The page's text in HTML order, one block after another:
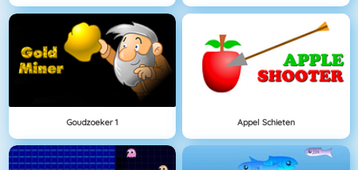
Goudzoeker 1 Appel Schieten